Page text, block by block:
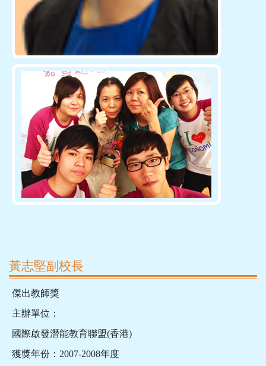
黃志堅副校長
傑出教師獎
主辦單位：
國際啟發潛能教育聯盟(香港)
獲獎年份：2007-2008年度